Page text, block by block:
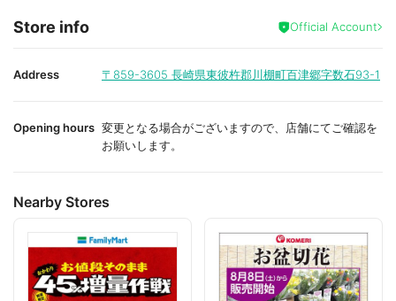
i
t
a
i
t
Store info Official Account
Address 〒859-3605 長崎県東彼杵郡川棚町百津郷字数石93-1
Opening hours 変更となる場合がございますので、店舗にてご確認を
お願いします。
Nearby Stores